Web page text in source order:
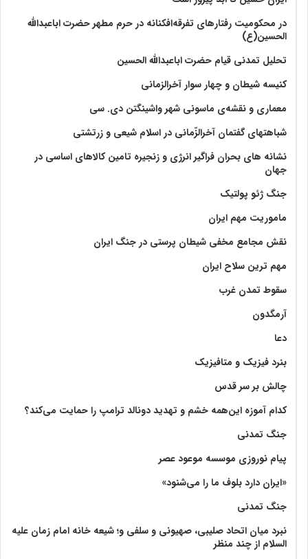
در محکومیت رفتارهای تفرقه‌افکنانه در حرم مطهر حضرت اباعبدالله
الحسین(ع)
تحلیل تمدنی قیام حضرت اباعبدالله الحسین
کنیسه شیطان و چهار سوار آخرالزمانی
معماری و نقشه‌ی ماسونی شهر واشينگتن دی. سی
شباهتهای گفتمان آخر‌الزّمانی در اسلام شیعی و زرتشتی
نشانه های بحران فراگیر انرژی و زنجیره تامین کالاهای اساسی در
جهان
جنگ ژئو پولتیک
ماموریت مهم ایران
نقش مجامع مخفی شیطان پرستی در جنگ ایران
مهم ترین سلاح ایران
سقوط تمدن غرب
آرمگدون
دعا
بنرد فیزیک و متافیزیک
چالش بر سر قدس
کدام آموزه این‌همه خشم و تهدید دونالد ترامپ را حمایت می‌کند؟
جنگ تمدنی
پیام نوروزی موسسه موعود عصر
«ایران دارد بلوف ما را می‌شنود»
جنگ تمدنی
نبرد میان اتحاد صلیبی، صهیونی و سلفی و؛ شیعه خانه امام زمان علیه
السلام از چند منظر